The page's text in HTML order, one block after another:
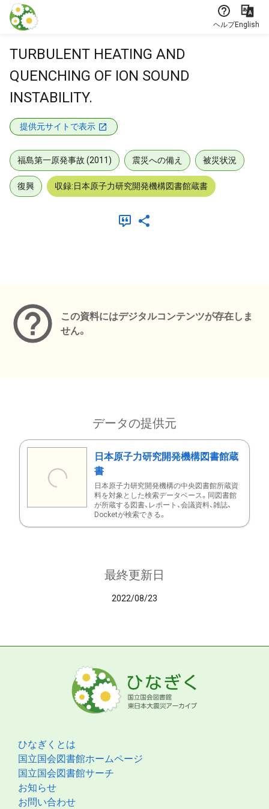
本文に飛ぶ
ヘルプEnglish
TURBULENT HEATING AND
QUENCHING OF ION SOUND
INSTABILITY.
提供元サイトで表示
福島第一原発事故 (2011) 震災への備え 被災状況
復興 収録:日本原子力研究開発機構図書館蔵書
この資料にはデジタルコンテンツが存在しま
せん。
データの提供元
日本原子力研究開発機構図書館蔵
書
日本原子力研究開発機構の中央図書館所蔵資
料を対象とした検索データベース。同図書館
が所蔵する図書、レポート、会議資料、雑誌、
Docketが検索できる。
最終更新日
2022/08/23
ひなぎくとは
国立国会図書館ホームページ
国立国会図書館サーチ
お知らせ
お問い合わせ